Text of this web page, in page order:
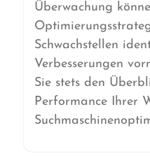
Überwachung
Schwachstellen
Verbesserungen
Sie stets den
Performance Ihrer